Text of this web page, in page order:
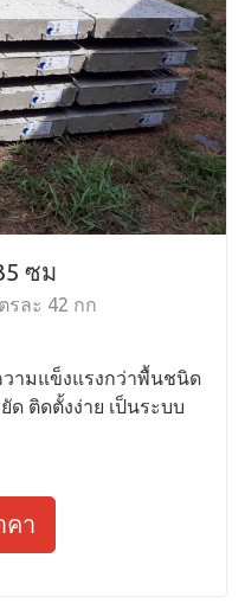
ซม
รละ 42 กก
ามแข็งแรงกว่าพื้นชนิด
ติดตั้งง่าย เป็นระบบ
คา